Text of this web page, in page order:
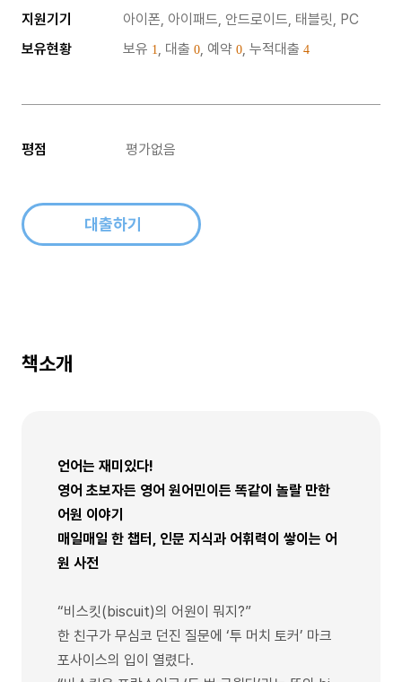
지원기기
아이폰, 아이패드, 안드로이드, 태블릿, PC
보유현황
보유 1 , 대출 0 , 예약 0 , 누적대출 4
평점 평가없음
대출하기
책소개
언어는 재미있다!
영어 초보자든 영어 원어민이든 똑같이 놀랄 만한
어원 이야기
매일매일 한 챕터, 인문 지식과 어휘력이 쌓이는 어
원 사전
“비스킷(biscuit)의 어원이 뭐지?”
한 친구가 무심코 던진 질문에 ‘투 머치 토커’ 마크
포사이스의 입이 열렸다.